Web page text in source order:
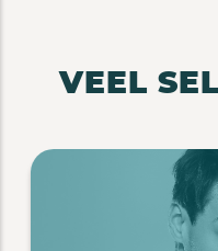
VEEL